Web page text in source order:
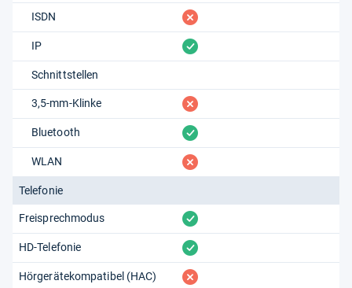
ISDN fehlt
IP vorhanden
Schnittstellen
3,5-mm-Klinke fehlt
Bluetooth vorhanden
WLAN fehlt
Telefonie
Freisprechmodus vorhanden
HD-Telefonie vorhanden
Hörgerätekompatibel (HAC) fehlt